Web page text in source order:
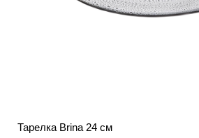
Тарелка Brina 24 см